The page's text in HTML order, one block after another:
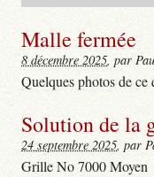
Malle fermée
8 décembre 2025, par
Quelques photos de
Solution de la
24 septembre 2025, par
Grille No 7000 Moyen